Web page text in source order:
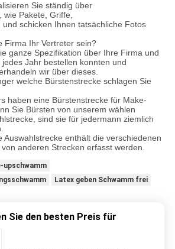
Sie ständig über
wie Pakete, Griffe,
schicken Ihnen tatsächliche Fotos
Firma Ihr Vertreter sein?
ganze Spezifikation über Ihre Firma und
Jahr bestellen konnten und
wir über dieses.
welche Bürstenstrecke schlagen Sie
haben eine Bürstenstrecke für Make-
Sie Bürsten von unserem wählen
sind sie für jedermann ziemlich
Auswahlstrecke enthält die verschiedenen
anderen Strecken erfasst werden.
upschwamm
Latex geben Schwamm frei
Sie den besten Preis für